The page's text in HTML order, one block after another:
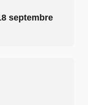
septembre